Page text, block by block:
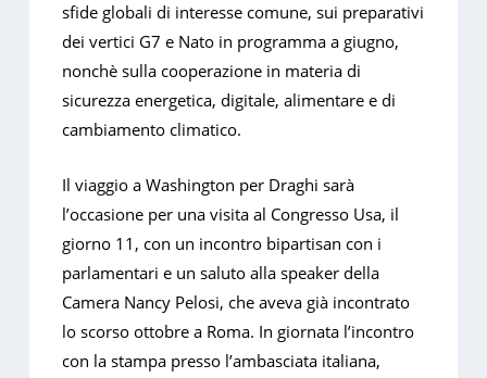
sfide globali di interesse comune, sui preparativi
dei vertici G7 e Nato in programma a giugno,
nonchè sulla cooperazione in materia di
sicurezza energetica, digitale, alimentare e di
cambiamento climatico.
Il viaggio a Washington per Draghi sarà
l’occasione per una visita al Congresso Usa, il
giorno 11, con un incontro bipartisan con i
parlamentari e un saluto alla speaker della
Camera Nancy Pelosi, che aveva già incontrato
lo scorso ottobre a Roma. In giornata l’incontro
con la stampa presso l’ambasciata italiana,